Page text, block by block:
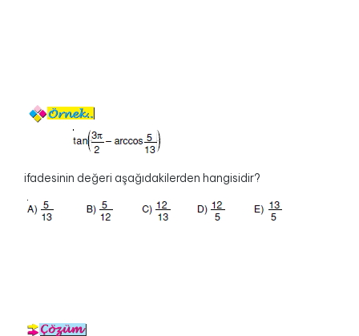
ifadesinin değeri aşağıdakilerden hangisidir?